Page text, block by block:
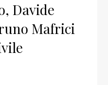
Davide
Mafrici